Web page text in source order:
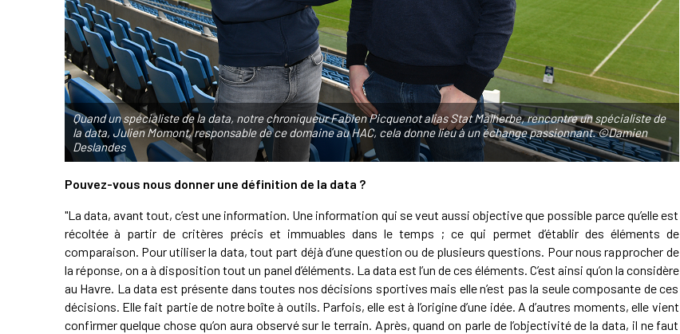
Quand un spécialiste de la data, notre chroniqueur Fabien Picquenot alias Stat Malherbe, rencontre un spécialiste de
la data, Julien Momont, responsable de ce domaine au HAC, cela donne lieu à un échange passionnant. ©Damien
Deslandes
Pouvez-vous nous donner une définition de la data ?
"La data, avant tout, c’est une information. Une information qui se veut aussi objective que possible parce qu’elle est
récoltée à partir de critères précis et immuables dans le temps ; ce qui permet d’établir des éléments de
comparaison. Pour utiliser la data, tout part déjà d’une question ou de plusieurs questions. Pour nous rapprocher de
la réponse, on a à disposition tout un panel d’éléments. La data est l’un de ces éléments. C’est ainsi qu’on la considère
au Havre. La data est présente dans toutes nos décisions sportives mais elle n’est pas la seule composante de ces
décisions. Elle fait partie de notre boîte à outils. Parfois, elle est à l’origine d’une idée. A d’autres moments, elle vient
confirmer quelque chose qu’on aura observé sur le terrain. Après, quand on parle de l’objectivité de la data, il ne faut